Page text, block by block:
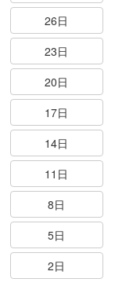
26日
23日
20日
17日
14日
11日
8日
5日
2日